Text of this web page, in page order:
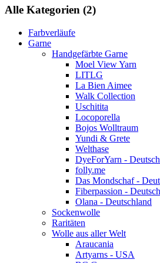
Alle Kategorien (2)
Farbverläufe
Garne
Handgefärbte Garne
Moel View Yarn
LITLG
La Bien Aimee
Walk Collection
Uschitita
Locoporella
Bojos Wolltraum
Yundi & Grete
Welthase
DyeForYarn -
folly.me
Das Mondschaf -
Fiberpassion -
Olana - Deutschland
Sockenwolle
Raritäten
Wolle aus aller Welt
Araucania
Artyarns - USA